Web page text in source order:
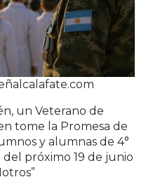
un Veterano de
tome la Promesa de
y alumnas de 4°
próximo 19 de junio